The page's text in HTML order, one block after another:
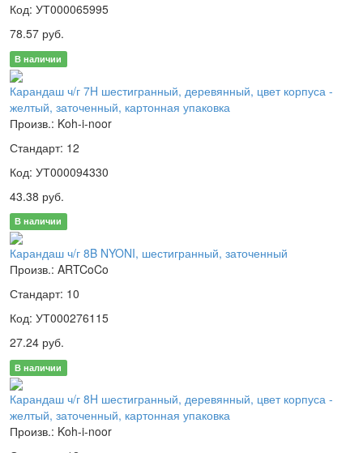
Код: УТ000065995
78.57 руб.
В наличии
Карандаш ч/г 7H шестигранный, деревянный, цвет корпуса -
желтый, заточенный, картонная упаковка
Произв.: Koh-i-noor
Стандарт: 12
Код: УТ000094330
43.38 руб.
В наличии
Карандаш ч/г 8B NYONI, шестигранный, заточенный
Произв.: ARTCoCo
Стандарт: 10
Код: УТ000276115
27.24 руб.
В наличии
Карандаш ч/г 8H шестигранный, деревянный, цвет корпуса -
желтый, заточенный, картонная упаковка
Произв.: Koh-i-noor